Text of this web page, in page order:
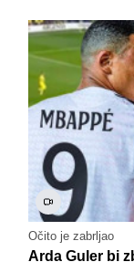
Očito je zabrljao
Arda Guler bi